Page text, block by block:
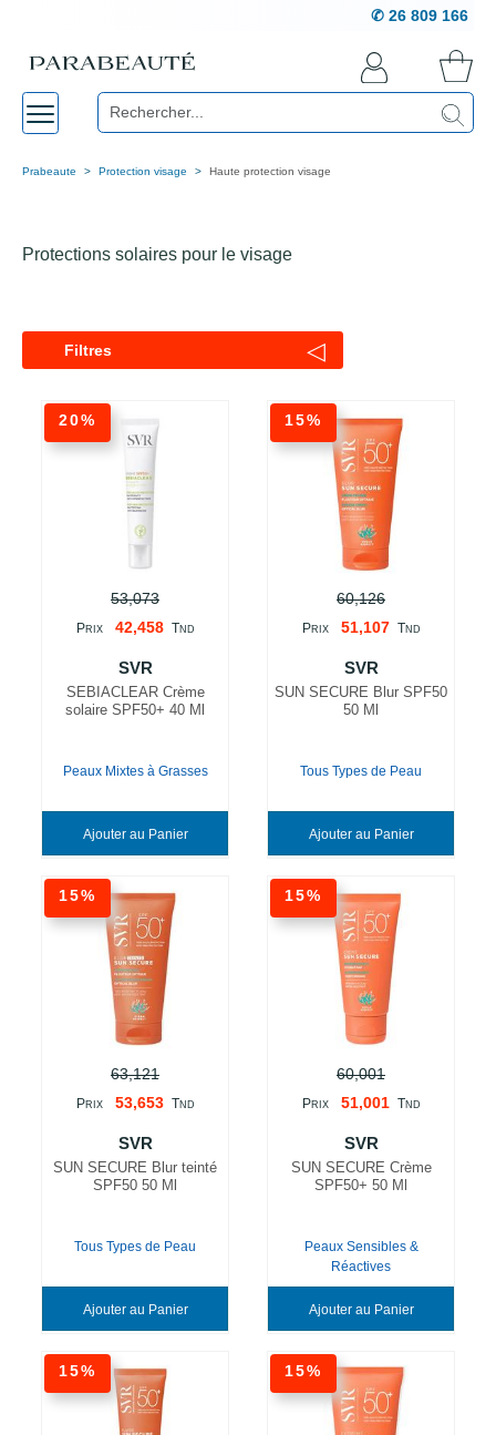
✆ 26 809 166
Prabeaute Protection visage Haute protection visage
Protections solaires pour le visage
Filtres ◁
20%
53,073
PRIX 42,458 TND
SVR
SEBIACLEAR Crème
solaire SPF50+ 40 Ml
Peaux Mixtes à Grasses
Ajouter au Panier
15%
60,126
PRIX 51,107 TND
SVR
SUN SECURE Blur SPF50
50 Ml
Tous Types de Peau
Ajouter au Panier
15%
63,121
PRIX 53,653 TND
SVR
SUN SECURE Blur teinté
SPF50 50 Ml
Tous Types de Peau
Ajouter au Panier
15%
60,001
PRIX 51,001 TND
SVR
SUN SECURE Crème
SPF50+ 50 Ml
Peaux Sensibles &
Réactives
Ajouter au Panier
15% 15%